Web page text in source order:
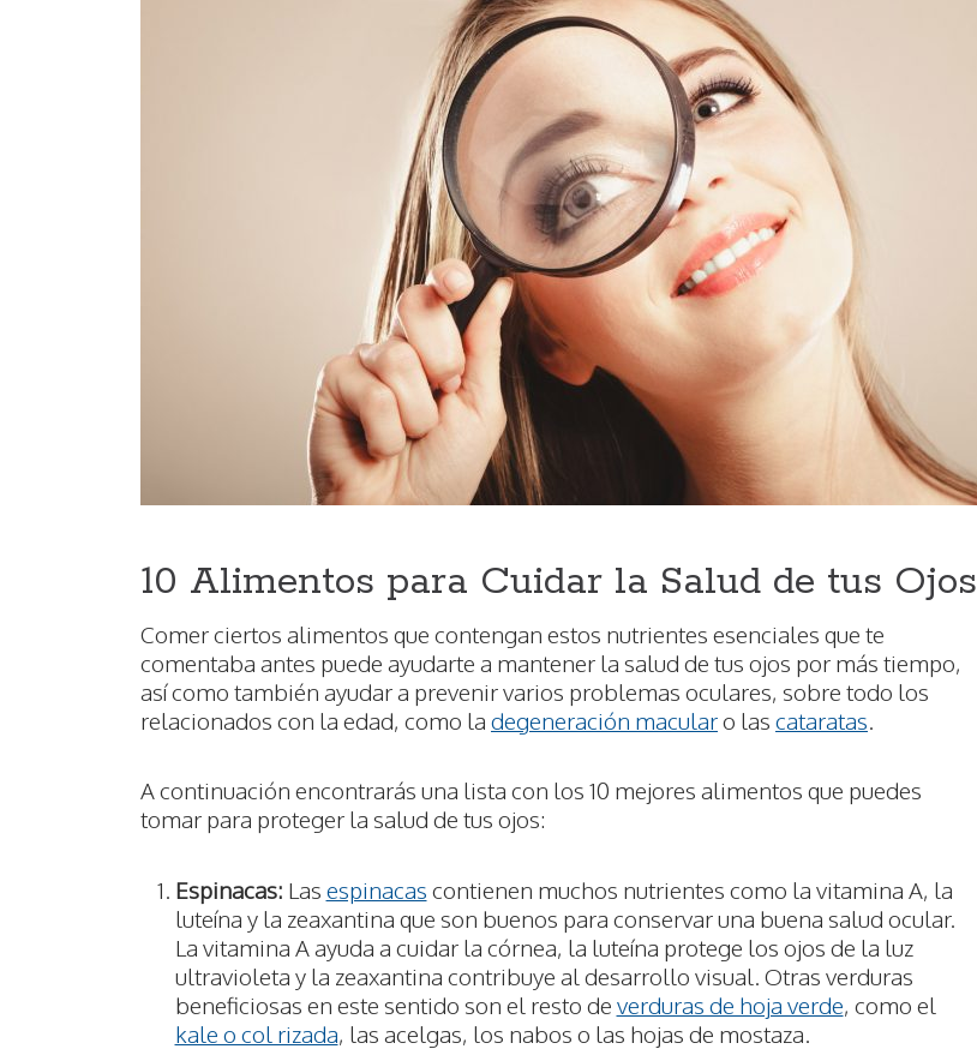
10 Alimentos para Cuidar la Salud de tus Ojos
Comer ciertos alimentos que contengan estos nutrientes esenciales que te
comentaba antes puede ayudarte a mantener la salud de tus ojos por más tiempo,
así como también ayudar a prevenir varios problemas oculares, sobre todo los
relacionados con la edad, como la degeneración macularo las cataratas.
A continuación encontrarás una lista con los 10 mejores alimentos que puedes
tomar para proteger la salud de tus ojos:
Espinacas: Las espinacas contienen muchos nutrientes como la vitamina A, la
luteína y la zeaxantina que son buenos para conservar una buena salud ocular.
La vitamina A ayuda a cuidar la córnea, la luteína protege los ojos de la luz
ultravioleta y la zeaxantina contribuye al desarrollo visual. Otras verduras
beneficiosas en este sentido son el resto de verduras de hoja verde, como el
kale o col rizada, las acelgas, los nabos o las hojas de mostaza.